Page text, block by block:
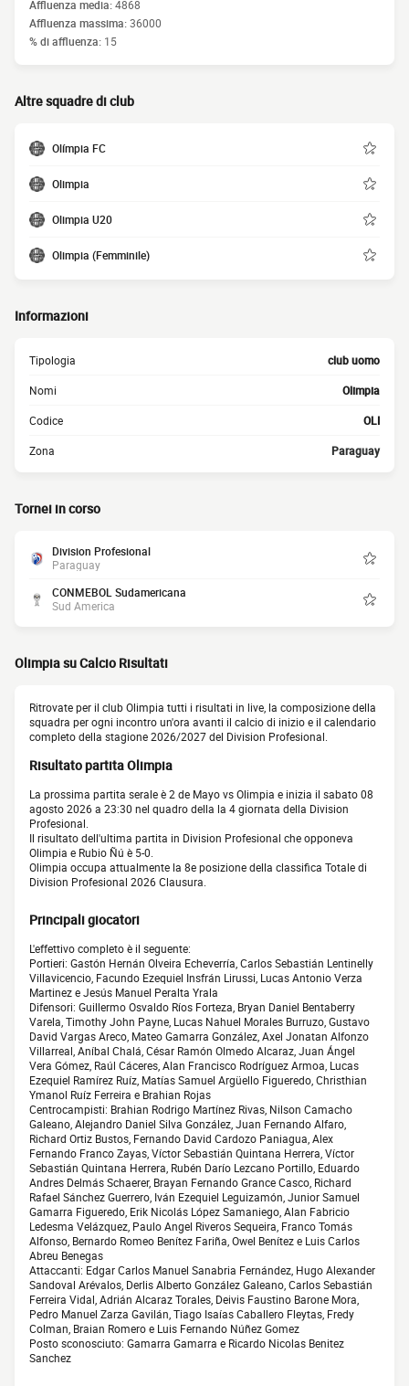
Affluenza media:4868
Affluenza massima:36000
% di affluenza: 15
Altre squadre di club
Olímpia FC
Olimpia
Olimpia U20
Olimpia (Femminile)
Informazioni
Tipologia club uomo
Nomi Olimpia
Codice OLI
Zona Paraguay
Tornei in corso
Division Profesional
Paraguay
CONMEBOL Sudamericana
Sud America
Olimpia su Calcio Risultati
Ritrovate per il club Olimpia tutti i risultati in live, la composizione della
squadra per ogni incontro un'ora avanti il calcio di inizio e il calendario
completo della stagione 2026/2027 del Division Profesional.
Risultato partita Olimpia
La prossima partita serale è 2 de Mayo vs Olimpia e inizia il sabato 08
agosto 2026 a 23:30 nel quadro della la 4 giornata della Division
Profesional.
Il risultato dell'ultima partita in Division Profesional che opponeva
Olimpia e Rubio Ñú è 5-0.
Olimpia occupa attualmente la 8e posizione della classifica Totale di
Division Profesional 2026 Clausura.
Principali giocatori
L'effettivo completo è il seguente:
Portieri: Gastón Hernán Olveira Echeverría, Carlos Sebastián Lentinelly
Villavicencio, Facundo Ezequiel Insfrán Lirussi, Lucas Antonio Verza
Martinez e Jesús Manuel Peralta Yrala
Difensori: Guillermo Osvaldo Ríos Forteza, Bryan Daniel Bentaberry
Varela, Timothy John Payne, Lucas Nahuel Morales Burruzo, Gustavo
David Vargas Areco, Mateo Gamarra González, Axel Jonatan Alfonzo
Villarreal, Aníbal Chalá, César Ramón Olmedo Alcaraz, Juan Ángel
Vera Gómez, Raúl Cáceres, Alan Francisco Rodríguez Armoa, Lucas
Ezequiel Ramírez Ruíz, Matías Samuel Argüello Figueredo, Christhian
Ymanol Ruíz Ferreira e Brahian Rojas
Centrocampisti: Brahian Rodrigo Martínez Rivas, Nilson Camacho
Galeano, Alejandro Daniel Silva González, Juan Fernando Alfaro,
Richard Ortiz Bustos, Fernando David Cardozo Paniagua, Alex
Fernando Franco Zayas, Víctor Sebastián Quintana Herrera, Víctor
Sebastián Quintana Herrera, Rubén Darío Lezcano Portillo, Eduardo
Andres Delmás Schaerer, Brayan Fernando Grance Casco, Richard
Rafael Sánchez Guerrero, Iván Ezequiel Leguizamón, Junior Samuel
Gamarra Figueredo, Erik Nicolás López Samaniego, Alan Fabricio
Ledesma Velázquez, Paulo Angel Riveros Sequeira, Franco Tomás
Alfonso, Bernardo Romeo Benítez Fariña, Owel Benítez e Luis Carlos
Abreu Benegas
Attaccanti: Edgar Carlos Manuel Sanabria Fernández, Hugo Alexander
Sandoval Arévalos, Derlis Alberto González Galeano, Carlos Sebastián
Ferreira Vidal, Adrián Alcaraz Torales, Deivis Faustino Barone Mora,
Pedro Manuel Zarza Gavilán, Tiago Isaías Caballero Fleytas, Fredy
Colman, Braian Romero e Luis Fernando Núñez Gomez
Posto sconosciuto: Gamarra Gamarra e Ricardo Nicolas Benitez
Sanchez